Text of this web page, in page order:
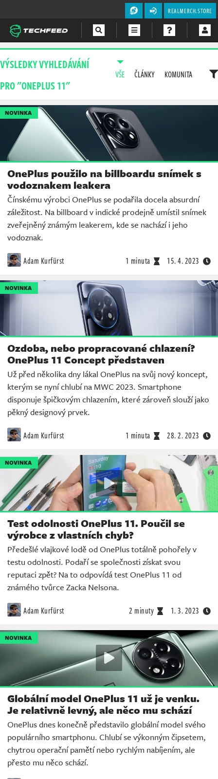
REALMERCH.STORE
Magazín
Videa
Soutěže
VÝSLEDKY VYHLEDÁVÁNÍ
PRO "ONEPLUS 11"
VŠE ČLÁNKY KOMUNITA
NOVINKA
OnePlus použilo na billboardu snímek s
vodoznakem leakera
Čínskému výrobci OnePlus se podařila docela absurdní
záležitost. Na billboard v indické prodejně umístil snímek
zveřejněný známým leakerem, kde se nachází i jeho
vodoznak.
Adam Kurfürst 1 minuta 15. 4. 2023
NOVINKA
Ozdoba, nebo propracované chlazení?
OnePlus 11 Concept představen
Už před několika dny lákal OnePlus na svůj nový koncept,
kterým se nyní chlubí na MWC 2023. Smartphone
disponuje špičkovým chlazením, které zároveň slouží jako
pěkný designový prvek.
Adam Kurfürst 1 minuta 28. 2. 2023
NOVINKA
Test odolnosti OnePlus 11. Poučil se
výrobce z vlastních chyb?
Předešlé vlajkové lodě od OnePlus totálně pohořely v
testu odolnosti. Podaří se společnosti získat svou
reputaci zpět? Na to odpovídá test OnePlus 11 od
známého tvůrce Zacka Nelsona.
Adam Kurfürst 2 minuty 1. 3. 2023
NOVINKA
Globální model OnePlus 11 už je venku.
Je relativně levný, ale něco mu schází
OnePlus dnes konečně představilo globální model svého
populárního smartphonu. Chlubí se výkonným čipsetem,
chytrou operační pamětí nebo rychlým nabíjením, ale
přesto mu něco schází.